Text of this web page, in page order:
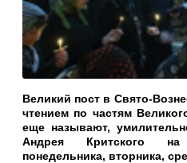
Великий пост в Свято-
чтением по частям
еще называют,
Андрея Критского
понедельника, вторника,